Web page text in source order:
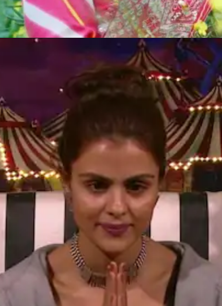
https://gazetapost.com/salman-khan-charge-rs-1000-crore-for-hosting-bigg-boss-16/57822/